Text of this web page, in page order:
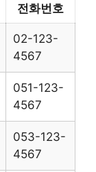
전화번호
02-123-
4567
051-123-
4567
053-123-
4567